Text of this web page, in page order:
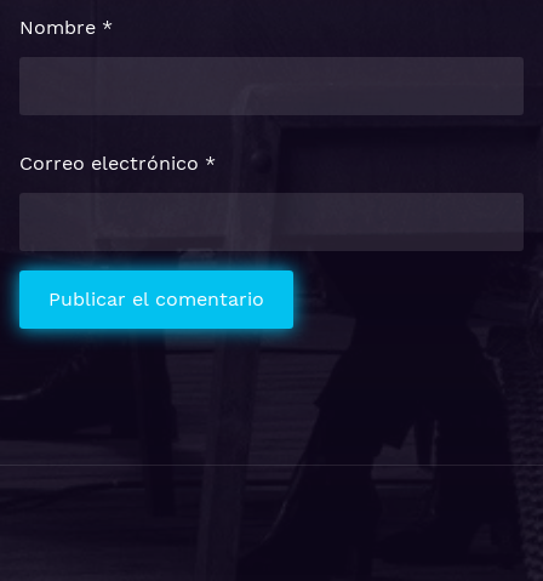
Nombre *
Correo electrónico *